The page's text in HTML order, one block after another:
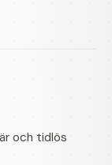
och tidlös